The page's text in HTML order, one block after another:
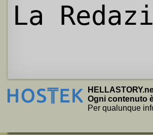
La
Ogni contenuto
Per qualunque